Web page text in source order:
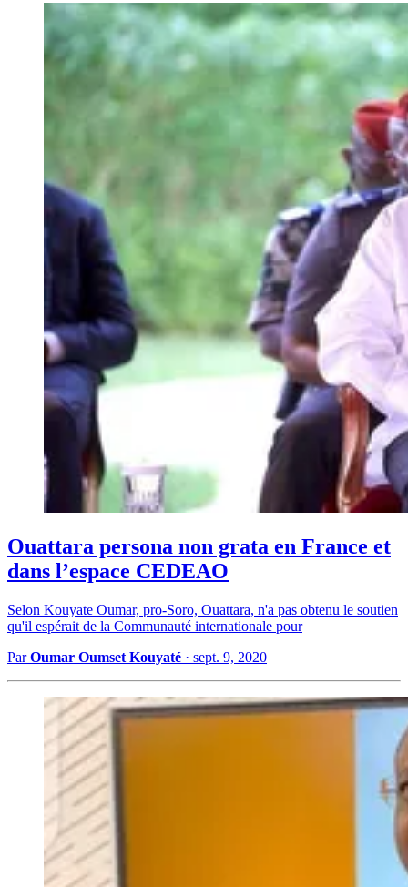
Ouattara persona non grata en France et
dans l’espace CEDEAO
Selon Kouyate Oumar, pro-Soro, Ouattara, n'a pas obtenu le soutien
qu'il espérait de la Communauté internationale pour
ParOumar Oumset Kouyaté · sept. 9, 2020